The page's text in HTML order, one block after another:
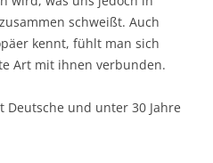
schweißt. Auch
kennt, fühlt man sich
Art mit ihnen verbunden.
Deutsche und unter 30 Jahre